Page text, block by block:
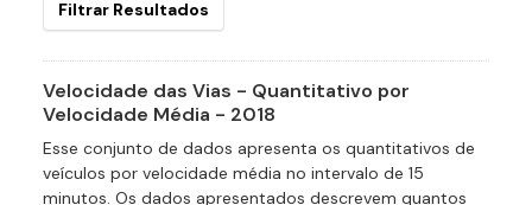
Filtrar Resultados
Velocidade das Vias - Quantitativo por
Velocidade Média - 2018
Esse conjunto de dados apresenta os quantitativos de
veículos por velocidade média no intervalo de 15
minutos. Os dados apresentados descrevem quantos